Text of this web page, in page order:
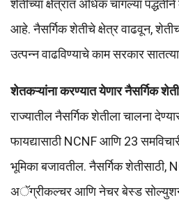
शेतीच्या क्षेत्रात अधिक चांगल्या
आहे. नैसर्गिक शेतीचे क्षेत्र वाढवून,
उत्पन्न वाढविण्याचे काम सरकार
शेतकऱ्यांना करण्यात येणार नैसर्गिक
राज्यातील नैसर्गिक शेतीला चालना
फायद्यासाठी NCNF आणि 23
भूमिका बजावतील. नैसर्गिक शेतीसाठी,
अॅग्रीकल्चर आणि नेचर बेस्ड